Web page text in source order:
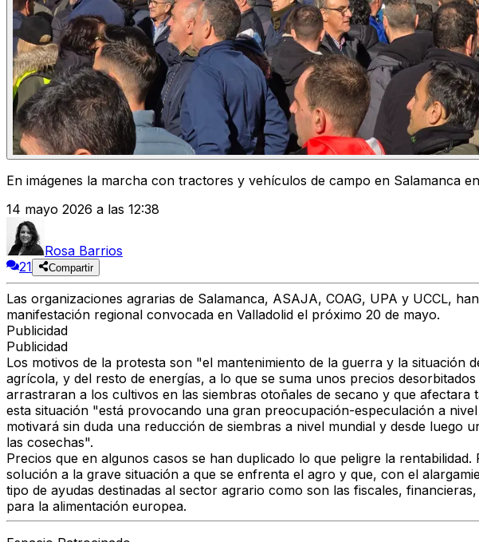
En imágenes la marcha con tractores y vehículos de campo en Salamanca
14 mayo 2026 a las 12:38
Rosa Barrios
21
Compartir
Las organizaciones agrarias de Salamanca, ASAJA, COAG, UPA y UCCL,
manifestación regional convocada en Valladolid el próximo 20 de mayo.
Publicidad
Publicidad
Los motivos de la protesta son "el mantenimiento de la guerra y la situación
agrícola, y del resto de energías, a lo que se suma unos precios
arrastraran a los cultivos en las siembras otoñales de secano y que
esta situación "está provocando una gran preocupación-especulación a
motivará sin duda una reducción de siembras a nivel mundial y desde
las cosechas".
Precios que en algunos casos se han duplicado lo que peligre la
solución a la grave situación a que se enfrenta el agro y que, con el
tipo de ayudas destinadas al sector agrario como son las fiscales,
para la alimentación europea.